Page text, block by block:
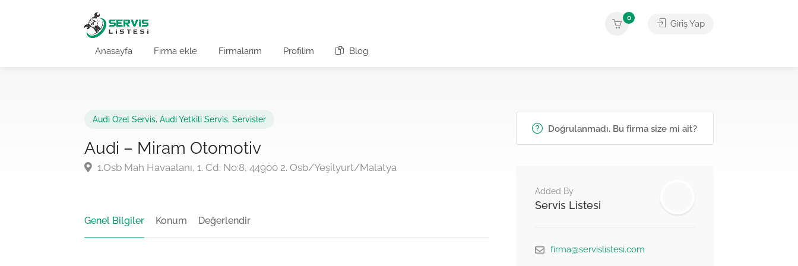
Anasayfa Firma ekle Firmalarım Profilim Blog
0
Giriş Yap
Audi Özel Servis, Audi Yetkili Servis, Servisler
Audi – Miram Otomotiv
1.Osb Mah Havaalanı, 1. Cd. No:8, 44900 2. Osb/Yeşilyurt/Malatya
Genel Bilgiler Konum Değerlendir
Doğrulanmadı. Bu firma size mi ait?
Added By
Servis Listesi
firma@servislistesi.com